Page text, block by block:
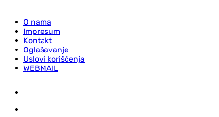
O nama
Impresum
Kontakt
Oglašavanje
Uslovi korišćenja
WEBMAIL